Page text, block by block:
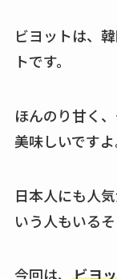
ビヨットは、
トです。
ほんのり甘く
美味しいですよ
日本人にも人
いう人もいるそ
今回は、 ビヨ